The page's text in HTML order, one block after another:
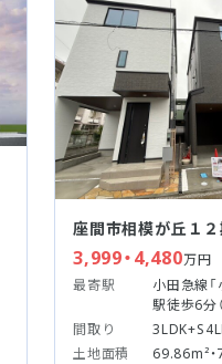
座間市相模が丘１
3,999・4,480万円
最寄駅
小田急線
駅徒歩6分
間取り
土地面積
69.86m²